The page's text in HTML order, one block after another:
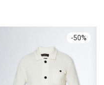
-50%